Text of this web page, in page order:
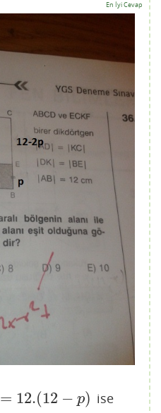
En İyi Cevap
= 12.(12 − p)
−p) −(12−p) (12−2 p)
ise